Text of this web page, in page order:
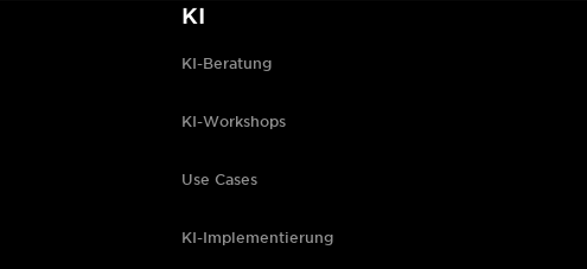
KI
KI-Beratung
KI-Workshops
Use Cases
KI-Implementierung